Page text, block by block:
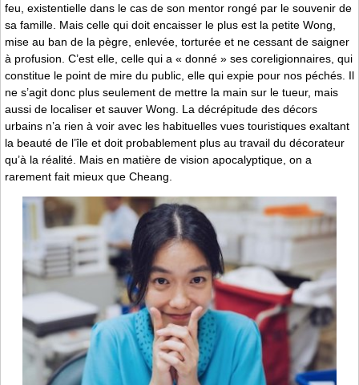
feu, existentielle dans le cas de son mentor rongé par le souvenir de
sa famille. Mais celle qui doit encaisser le plus est la petite Wong,
mise au ban de la pègre, enlevée, torturée et ne cessant de saigner
à profusion. C’est elle, celle qui a « donné » ses coreligionnaires, qui
constitue le point de mire du public, elle qui expie pour nos péchés. Il
ne s’agit donc plus seulement de mettre la main sur le tueur, mais
aussi de localiser et sauver Wong. La décrépitude des décors
urbains n’a rien à voir avec les habituelles vues touristiques exaltant
la beauté de l’île et doit probablement plus au travail du décorateur
qu’à la réalité. Mais en matière de vision apocalyptique, on a
rarement fait mieux que Cheang.